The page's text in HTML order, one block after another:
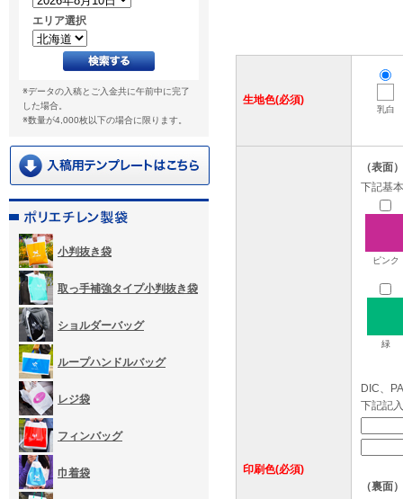
エリア選択
※データの入稿とご入金共に午前中に完了
した場合。
※数量が4,000枚以下の場合に限ります。
小判抜き袋
取っ手補強タイプ小判抜き袋
ショルダーバッグ
ループハンドルバッグ
レジ袋
フィンバッグ
巾着袋
生地色(必須)
乳白
印刷色(必須)
（表面）
下記基
ピンク
緑
DIC、
下記記
（裏面